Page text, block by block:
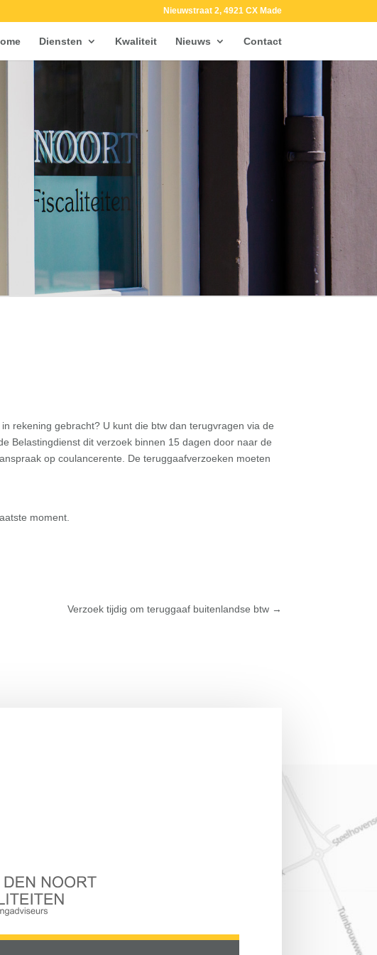
Nieuwstraat 2, 4921 CX Made
Diensten Kwaliteit Nieuws Contact
rekening gebracht? U kunt die btw dan terugvragen via de
Belastingdienst dit verzoek binnen 15 dagen door naar de
op coulancerente. De teruggaafverzoeken moeten
moment.
Verzoek tijdig om teruggaaf buitenlandse btw→